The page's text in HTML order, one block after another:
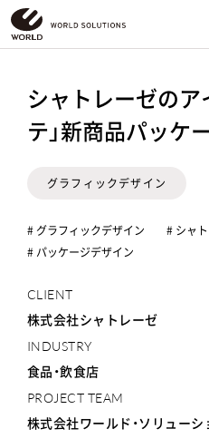
シャトレーゼのア
テ」新商品パッケ
グラフィックデザイン
# グラフィックデザイン
# シャ
# パッケージデザイン
CLIENT
株式会社シャトレーゼ
INDUSTRY
食品・飲食店
PROJECT TEAM
株式会社ワールド・ソリューシ